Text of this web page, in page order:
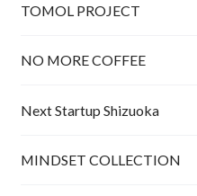
TOMOL PROJECT
NO MORE COFFEE
Next Startup Shizuoka
MINDSET COLLECTION